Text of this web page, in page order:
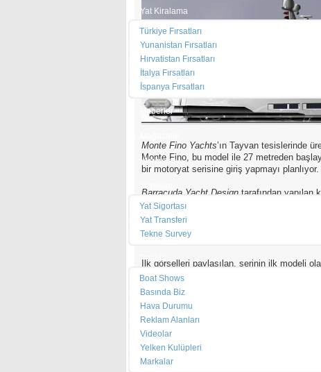
Yat Kiralama
Türkiye Fırsatları
Yunanistan Fırsatları
Hırvatistan Fırsatları
İtalya Fırsatları
İspanya Fırsatları
Haberler
Marinalar
Yat Sigortası
Yat Transferi
Tekne Survey
Pusula
Boat Shows
Basında Biz
Hava Durumu
Reklam Alanları
Videolar
Yelken Kulüpleri
Markalar
Monte Fino Yachts’ın Tayvan tesislerinde
Monte Fino, bu model ile 27 metreden
bir motoryat serisine giriş yapmayı planlıyor.
Barracuda Yacht Design tarafından yapılan
seri motoryatların geliştirme sürecinde
neticesinde çok çeşitli kişiselleştirme
biçiminde pencere seçenekleriyle alıcıya
İlk görselleri paylaşılan, serinin ilk modeli
yükseltilmiş dümen evi seçenekleri de